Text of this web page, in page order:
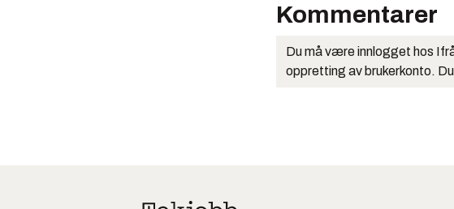
Kommentarer
Du må være innlogget hos
oppretting av brukerkonto.